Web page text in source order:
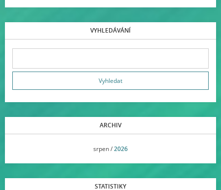
VYHLEDÁVÁNÍ
ARCHIV
srpen /2026
STATISTIKY